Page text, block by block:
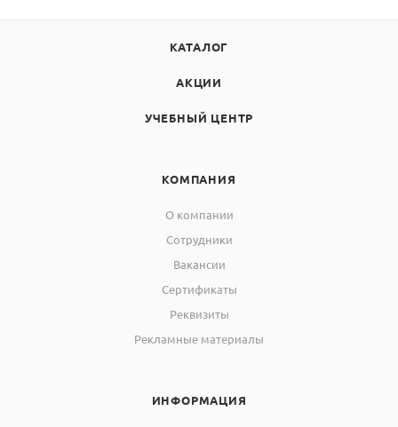
КАТАЛОГ
АКЦИИ
УЧЕБНЫЙ ЦЕНТР
КОМПАНИЯ
О компании
Сотрудники
Вакансии
Сертификаты
Реквизиты
Рекламные материалы
ИНФОРМАЦИЯ